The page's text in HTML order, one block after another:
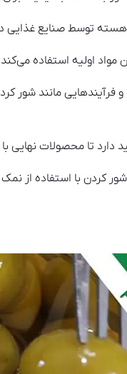
هسته توسط صنایع غذایی
مواد اولیه استفاده
فرآیندهایی مانند شور
دارد تا محصولات نهایی
کردن با استفاده از